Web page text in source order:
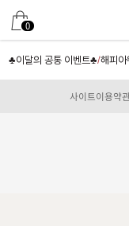
0
♣이달의 공통 이벤트♣/해피아
사이트이용약관
남은 시술/관리권 예약
남은 시술/관리권